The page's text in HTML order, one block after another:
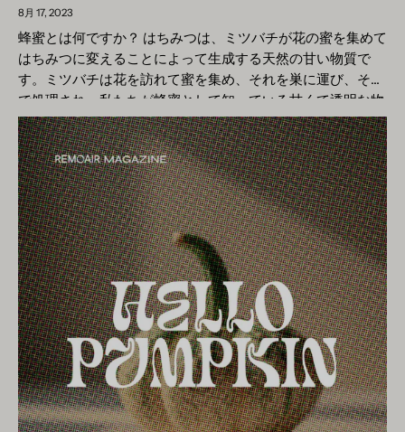
覚を刺激する効果があり、精神的な明晰さと集中力を高める
のに役立ちます。深く豊かな香りは幸福感と活力をもたら
し、勉強や仕事中に使用するのに最適なオイルです。 気分の
バランスを整える：シスタスは気分のバランスを整え、憂鬱
生み出すその能力は、気分を高揚させ、喜びと楽観的な感情
を高めるのに役立ちます。 シスタスを日常生活に組み込むこ
とで、私たちは幸福に対するプラスの効果の恩恵を受け、生
活の中に穏やかで調和のとれた幸福な雰囲気を生み出すこと
ができます。それでは、記事の次のセクションで cistus...
キャンドルやアロマセラピーなど、さまざまな用途に使用で
きる多用途かつ多面的な香りです。花と柑橘類のノートを組
み合わせたその特徴的な香りプロファイルにより、心を落ち
着かせる魅惑的な雰囲気を作り出すさまざまな製品の人気成
分となっています。 ネロリを使用したフレグランス製品 ネ
ロリの香り付きキャンドルは、その魅惑的な香りをご自宅に
取り入れる素晴らしい方法です。素敵でリラックスした雰囲
気を広げ、長い一日の後にリラックスしたり、瞑想やヨガ中
に落ち着いた雰囲気を作り出すのに最適です。ネロリを使用
した香り付きキャンドルは、ご自宅のインテリアにも最適
で、さまざまな場所に置くと、香りが均等に心地よく広がり
ます。香りを長く楽しみたい人には、ネロリの香りが入った
スティックの方がぴったりかもしれません。 ネロリを使った
アロマテラピー アロマテラピーでは、ネロリは心を落ち着か
せ、ストレスを軽減する特性を目的として使用されます。リ
ラクゼーションと落ち着きを促進するその能力は、不安を軽
減し、睡眠を促進するのに優れたオイルです。ネロリ オイル
は、アロマ ディフューザーに数滴加えたり、キャリア オイ
ルと混ぜてリラックスしたマッサージに使用することができ
ます。 ネロリをブレンドした香り ネロリは他のエッセンシ
ャルオイルと混合して、さまざまな治療効果を持つユニーク
8月 17, 2023
蜂蜜とは何ですか？ はちみつは、ミツバチが花の蜜を集めて
はちみつに変えることによって生成する天然の甘い物質で
す。ミツバチは花を訪れて蜜を集め、それを巣に運び、そこ
で処理され、私たちが蜂蜜として知っている甘くて透明な物
質に変換されます。 蜂蜜の香りは独特で、甘さと花の香りが
特徴です。ミツバチがどの花から蜜を集めたかによって香り
が異なり、香りのニュアンスやバリエーションも異なりま
す。 蜂蜜はいつ発見されましたか? 蜂蜜の発見ははるか昔に
遡り、私たちの最も古い先祖にまで遡ることができます。先
史時代の洞窟壁画には、野生の蜂の巣から蜂蜜を集めている
人々の姿が描かれています。ミツバチの動きを追跡して観察
したところ、甘くておいしい物質が生成されていることが分
かりました。勇敢に巣箱に入ることで、彼らは中に隠された
宝物、つまり蜂蜜を発見しました。この発見は人間の食生活
の重要な部分となり、時が経つにつれて、料理やパン作りに
使用される商品や甘味料にもなりました。 スウェーデンでは
蜂蜜には長い歴史があり、太古の昔から人々の食事や家庭の
重要な部分を占めてきました。バイキング時代にはすでにミ
ツバチとハチミツはスウェーデンのフィンランド人にとって